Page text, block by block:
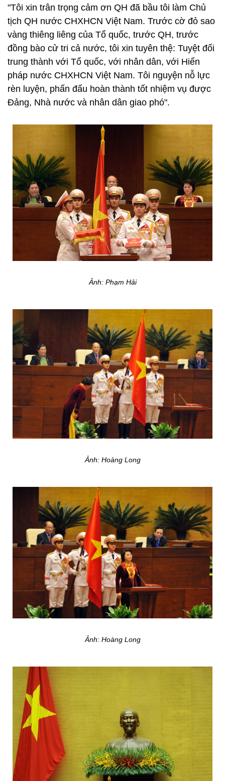
"Tôi xin trân trọng cảm ơn QH đã bầu tôi làm Chủ
tịch QH nước CHXHCN Việt Nam. Trước cờ đỏ sao
vàng thiêng liêng của Tổ quốc, trước QH, trước
đồng bào cử tri cả nước, tôi xin tuyên thệ: Tuyệt đối
trung thành với Tổ quốc, với nhân dân, với Hiến
pháp nước CHXHCN Việt Nam. Tôi nguyện nỗ lực
rèn luyện, phấn đấu hoàn thành tốt nhiệm vụ được
Đảng, Nhà nước và nhân dân giao phó".
Ảnh: Phạm Hải
Ảnh: Hoàng Long
Ảnh: Hoàng Long